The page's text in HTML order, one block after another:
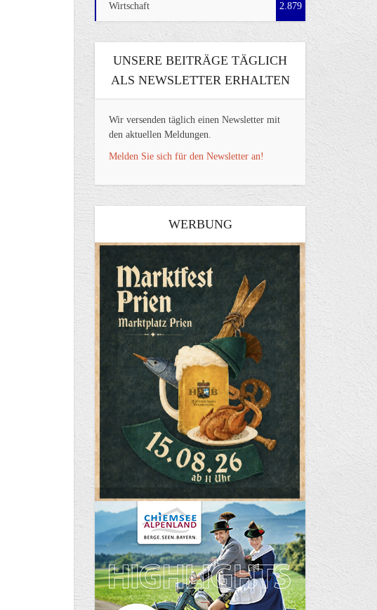
Wirtschaft 2.879
UNSERE BEITRÄGE TÄGLICH
ALS NEWSLETTER ERHALTEN
Wir versenden täglich einen Newsletter mit
den aktuellen Meldungen.
Melden Sie sich für den Newsletter an!
WERBUNG